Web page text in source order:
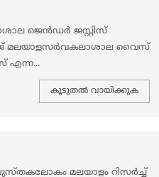
ജെൻഡർ ജസ്റ്റിസ്
മലയാളസർവകലാശാല വൈസ്
എന്ന...
കൂടുതല്‍ വായിക്കുക
മലയാളം റിസർച്ച്